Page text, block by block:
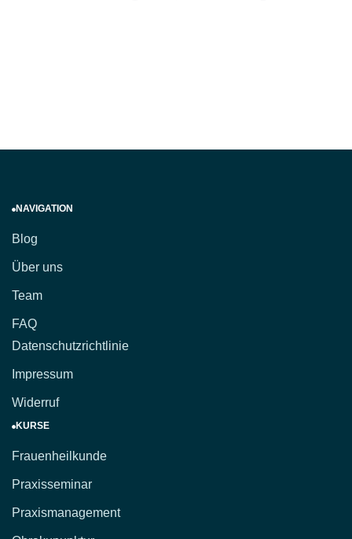
NAVIGATION
Blog
Über uns
Team
FAQ
Datenschutzrichtlinie
Impressum
Widerruf
KURSE
Frauenheilkunde
Praxisseminar
Praxismanagement